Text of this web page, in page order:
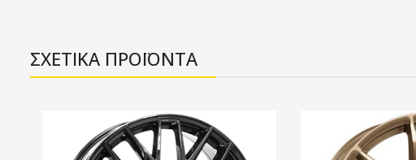
ΣΧΕΤΙΚΑ ΠΡΟΪΟΝΤΑ